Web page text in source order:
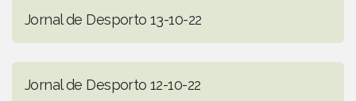
Jornal de Desporto 13-10-22
Jornal de Desporto 12-10-22